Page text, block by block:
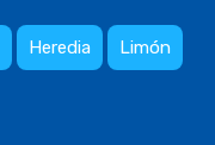
Heredia Limón